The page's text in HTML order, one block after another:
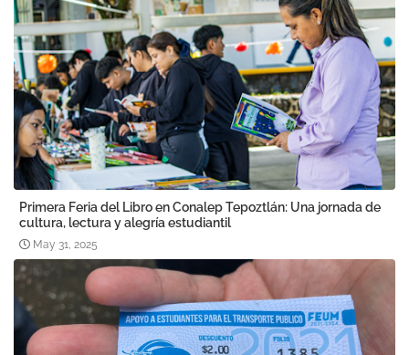
Primera Feria del Libro en Conalep Tepoztlán: Una jornada de
cultura, lectura y alegría estudiantil
May 31, 2025